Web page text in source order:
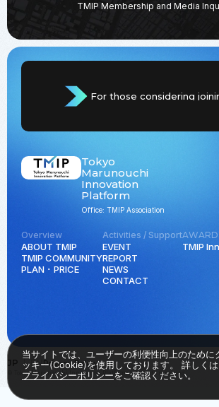
TMIP Membership and Media
For those considering
Tokyo
Marunouchi
Innovation
Platform
Office: TMIP Association
Overview
ABOUT TMIP
TMIP COMMUNITY
PLAN ･ PRICE
Activities / Support
EVENT
REPORT
NEWS
CONTACT
AWARD
TMIP
JP ENPrivacy Policy
© Tokyo Marunouchi Innovation Platform all rights reserved.
当サイトでは、ユーザーの利便性向上のために
ッキー(Cookie)を使用しております。 詳しくは
プライバシーポリシーをご確認ください。